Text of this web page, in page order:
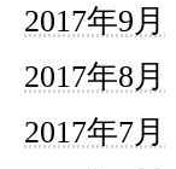
2017年9月
2017年8月
2017年7月